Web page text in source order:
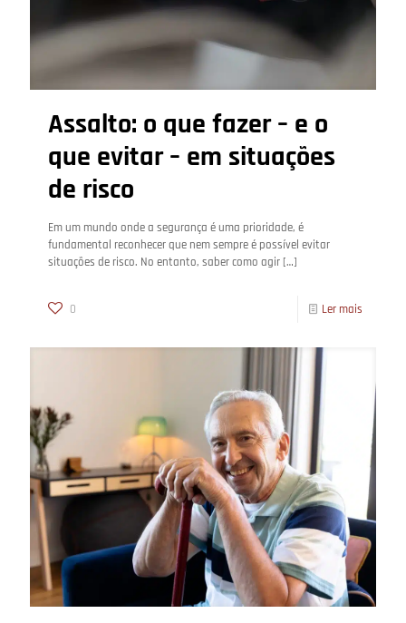
Assalto: o que fazer – e o
que evitar – em situações
de risco
Em um mundo onde a segurança é uma prioridade, é
fundamental reconhecer que nem sempre é possível evitar
situações de risco. No entanto, saber como agir […]
0 Ler mais